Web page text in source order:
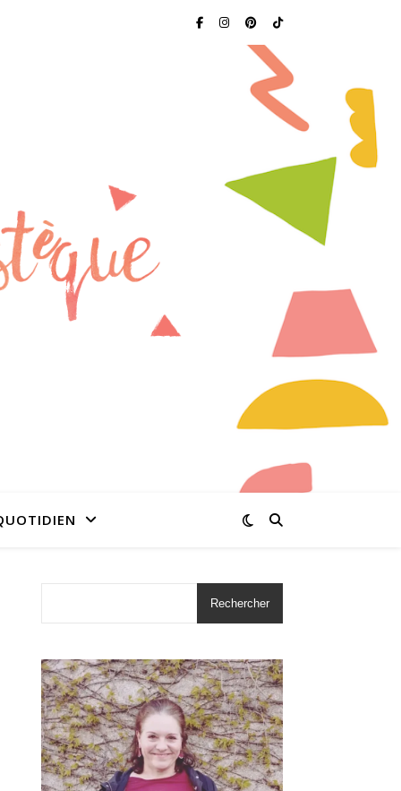
Rechercher